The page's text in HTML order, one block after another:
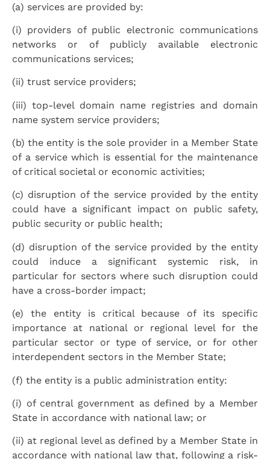
(a) services are provided by:
(i) providers of public electronic communications
networks or of publicly available electronic
communications services;
(ii) trust service providers;
(iii) top-level domain name registries and domain
name system service providers;
(b) the entity is the sole provider in a Member State
of a service which is essential for the maintenance
of critical societal or economic activities;
(c) disruption of the service provided by the entity
could have a significant impact on public safety,
public security or public health;
(d) disruption of the service provided by the entity
could induce a significant systemic risk, in
particular for sectors where such disruption could
have a cross-border impact;
(e) the entity is critical because of its specific
importance at national or regional level for the
particular sector or type of service, or for other
interdependent sectors in the Member State;
(f) the entity is a public administration entity:
(i) of central government as defined by a Member
State in accordance with national law; or
(ii) at regional level as defined by a Member State in
accordance with national law that, following a risk-